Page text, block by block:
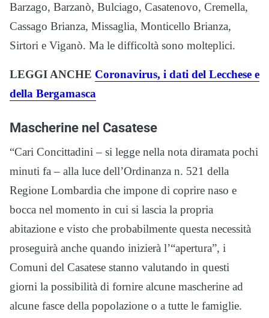
Barzago, Barzanò, Bulciago, Casatenovo, Cremella,
Cassago Brianza, Missaglia, Monticello Brianza,
Sirtori e Viganò. Ma le difficoltà sono molteplici.
LEGGI ANCHE Coronavirus, i dati del Lecchese e
della Bergamasca
Mascherine nel Casatese
“Cari Concittadini – si legge nella nota diramata pochi
minuti fa – alla luce dell’Ordinanza n. 521 della
Regione Lombardia che impone di coprire naso e
bocca nel momento in cui si lascia la propria
abitazione e visto che probabilmente questa necessità
proseguirà anche quando inizierà l’“apertura”, i
Comuni del Casatese stanno valutando in questi
giorni la possibilità di fornire alcune mascherine ad
alcune fasce della popolazione o a tutte le famiglie.